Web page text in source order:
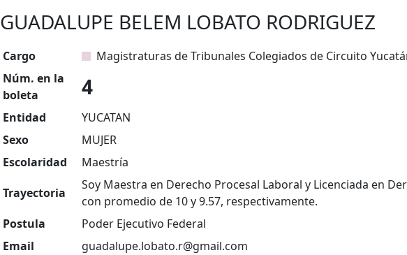
GUADALUPE BELEM LOBATO RODRIGUEZ
Cargo
Magistraturas de Tribunales Colegiados de Circuito
Núm. en la
boleta
4
Entidad
YUCATAN
Sexo
MUJER
Escolaridad
Maestría
Trayectoria
Soy Maestra en Derecho Procesal Laboral y Licenciada en
con promedio de 10 y 9.57, respectivamente.
Postula
Poder Ejecutivo Federal
Email
guadalupe.lobato.r@gmail.com